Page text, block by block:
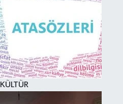
KÜLTÜR